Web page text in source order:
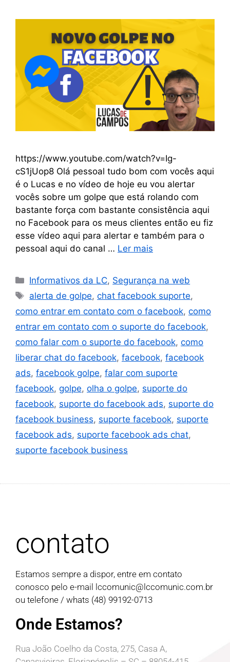
https://www.youtube.com/watch?v=Ig-
cS1jUop8 Olá pessoal tudo bom com vocês aqui
é o Lucas e no vídeo de hoje eu vou alertar
vocês sobre um golpe que está rolando com
bastante força com bastante consistência aqui
no Facebook para os meus clientes então eu fiz
esse vídeo aqui para alertar e também para o
pessoal aqui do canal … Ler mais
Informativos da LC, Segurança na web
alerta de golpe,chat facebook suporte,
como entrar em contato com o facebook, como
entrar em contato com o suporte do facebook,
como falar com o suporte do facebook, como
liberar chat do facebook, facebook, facebook
ads, facebook golpe, falar com suporte
facebook, golpe, olha o golpe, suporte do
facebook, suporte do facebook ads, suporte do
facebook business, suporte facebook, suporte
facebook ads, suporte facebook ads chat,
suporte facebook business
contato
Estamos sempre a dispor, entre em contato
conosco pelo e-mail lccomunic@lccomunic.com.br
ou telefone / whats (48) 99192-0713
Onde Estamos?
Rua João Coelho da Costa, 275, Casa A,